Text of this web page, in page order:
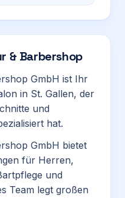
& Barbershop
GmbH ist Ihr
in St. Gallen, der
und
hat.
GmbH bietet
für Herren,
und
Team legt großen